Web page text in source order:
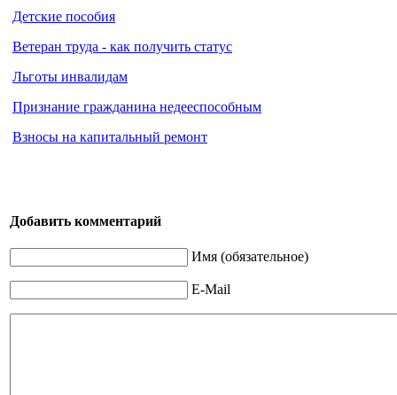
Детские пособия
Ветеран труда - как получить статус
Льготы инвалидам
Признание гражданина недееспособным
Взносы на капитальный ремонт
Добавить комментарий
Имя (обязательное)
E-Mail